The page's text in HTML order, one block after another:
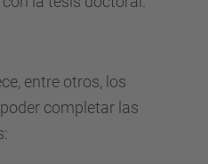
entre otros, los
completar las